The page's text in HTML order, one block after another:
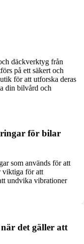
däckverktyg från
på ett säkert och
för att utforska deras
din bilvård och
för bilar
som används för att
viktiga för att
undvika vibrationer
det gäller att